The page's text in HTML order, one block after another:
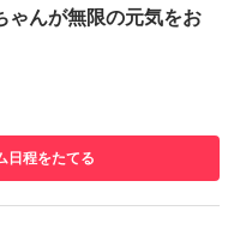
ゃんが無限の元気をお
日程をたてる